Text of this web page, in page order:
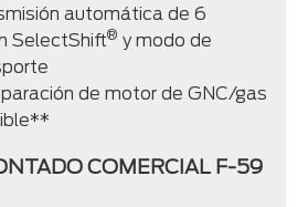
automática de 6
SelectShift® y modo de
de motor de GNC/gas
COMERCIAL F-59